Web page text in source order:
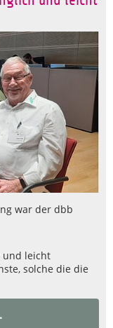
war der dbb
und leicht
solche die die